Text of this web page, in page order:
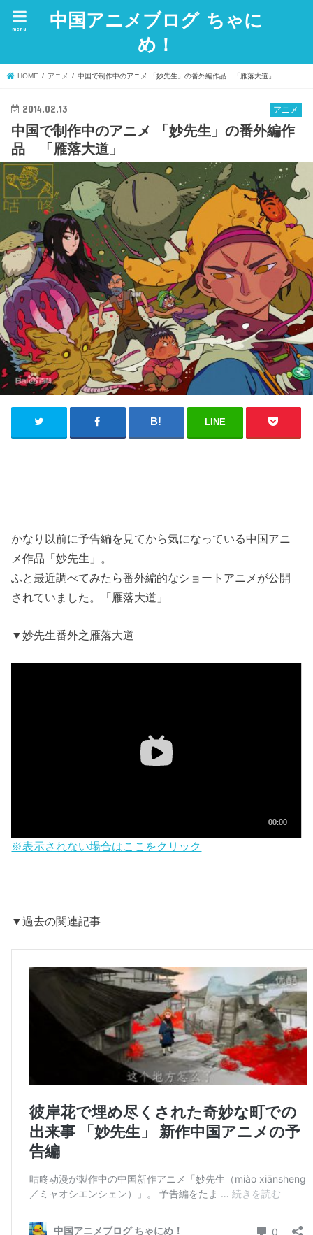
中国アニメブログ ちゃに
め！
menu
HOME アニメ 中国で制作中のアニメ 「妙先生」の番外編作品 「雁落大道」
アニメ
2014.02.13
中国で制作中のアニメ 「妙先生」の番外編作
品 「雁落大道」
LINE
かなり以前に予告編を見てから気になっている中国アニ
メ作品「妙先生」。
ふと最近調べてみたら番外編的なショートアニメが公開
されていました。「雁落大道」
▼妙先生番外之雁落大道
※表示されない場合はここをクリック
▼過去の関連記事